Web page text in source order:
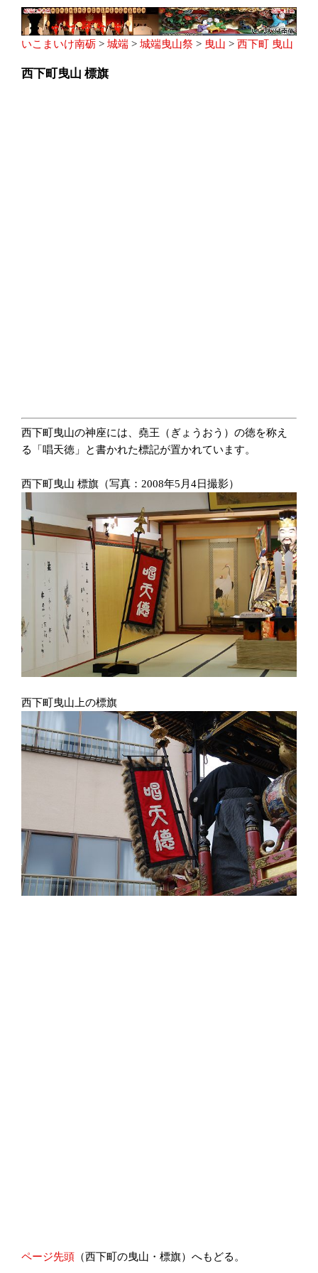
いこまいけ南砺 > 城端 > 城端曳山祭 > 曳山 > 西下町 曳山
西下町曳山 標旗
西下町曳山の神座には、堯王（ぎょうおう）の徳を称え
る「唱天徳」と書かれた標記が置かれています。
西下町曳山 標旗（写真：2008年5月4日撮影）
西下町曳山上の標旗
ページ先頭 （西下町の曳山・標旗）へもどる。